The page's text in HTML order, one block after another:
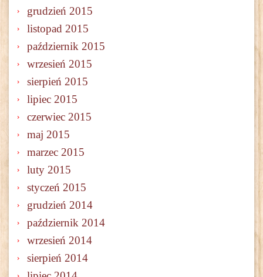
grudzień 2015
listopad 2015
październik 2015
wrzesień 2015
sierpień 2015
lipiec 2015
czerwiec 2015
maj 2015
marzec 2015
luty 2015
styczeń 2015
grudzień 2014
październik 2014
wrzesień 2014
sierpień 2014